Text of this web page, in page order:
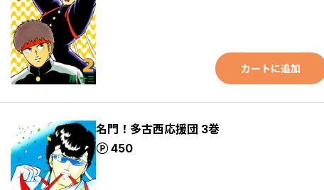
カートに追加
名門！多古西応援団 3巻
450
ポイント